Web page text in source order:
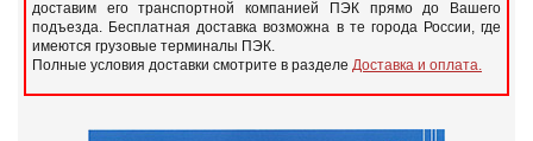
доставим его транспортной компанией ПЭК прямо до Вашего
подъезда. Бесплатная доставка возможна в те города России, где
имеются грузовые терминалы ПЭК.
Полные условия доставки смотрите в разделе Доставка и оплата.